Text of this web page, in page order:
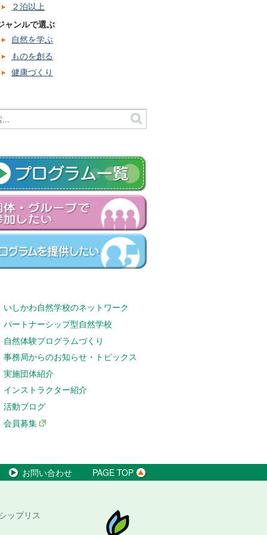
２泊以上
ャンルで選ぶ
自然を学ぶ
ものを創る
健康づくり
いしかわ自然学校のネットワーク
パートナーシップ型自然学校
自然体験プログラムづくり
事務局からのお知らせ・トピックス
実施団体紹介
インストラクター紹介
活動ブログ
会員募集
お問い合わせ PAGE TOP
ップリス